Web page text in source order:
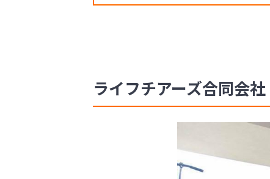
ライフチアーズ合同会